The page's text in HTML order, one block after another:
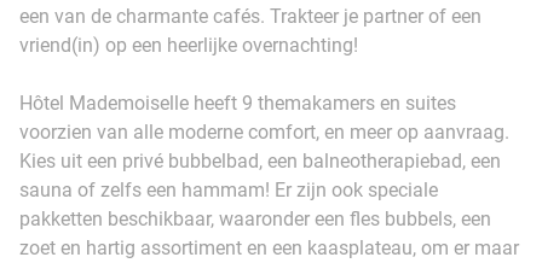
een van de charmante cafés. Trakteer je partner of een
vriend(in) op een heerlijke overnachting!
Hôtel Mademoiselle heeft 9 themakamers en suites
voorzien van alle moderne comfort, en meer op aanvraag.
Kies uit een privé bubbelbad, een balneotherapiebad, een
sauna of zelfs een hammam! Er zijn ook speciale
pakketten beschikbaar, waaronder een fles bubbels, een
zoet en hartig assortiment en een kaasplateau, om er maar